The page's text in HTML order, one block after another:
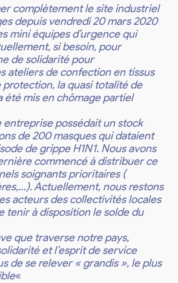
complètement le site industriel
depuis vendredi 20 mars 2020
mini équipes d’urgence qui
si besoin, pour
de solidarité pour
ateliers de confection en tissus
protection, la quasi totalité de
été mis en chômage partiel
entreprise possédait un stock
de 200 masques qui dataient
de grippe H1N1. Nous avons
commencé à distribuer ce
soignants prioritaires (
Actuellement, nous restons
acteurs des collectivités locales
tenir à disposition le solde du
que traverse notre pays,
et l’esprit de service
de se relever « grandis », le plus
«